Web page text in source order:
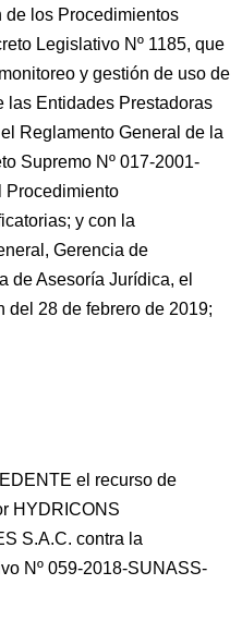
los Procedimientos
Legislativo Nº 1185, que
y gestión de uso de
las Entidades Prestadoras
Reglamento General de la
Supremo Nº 017-2001-
Procedimiento
y con la
Gerencia de
de Asesoría Jurídica, el
del 28 de febrero de 2019;
el recurso de
HYDRICONS
S.A.C. contra la
Nº 059-2018-SUNASS-